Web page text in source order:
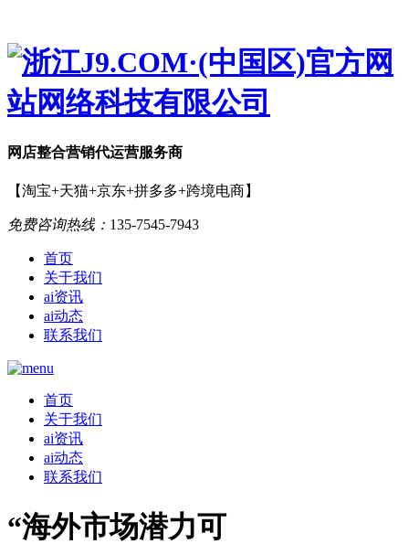
网店整合营销代运营服务商
【淘宝+天猫+京东+拼多多+跨境电商】
免费咨询热线： 135-7545-7943
首页
关于我们
ai资讯
ai动态
联系我们
首页
关于我们
ai资讯
ai动态
联系我们
“海外市场潜力可